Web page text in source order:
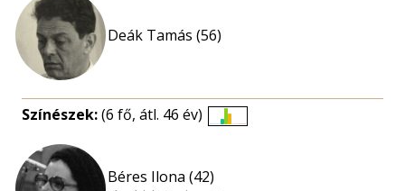
Deák Tamás (56)
Színészek:(6 fő, átl. 46 év)
Béres Ilona (42)